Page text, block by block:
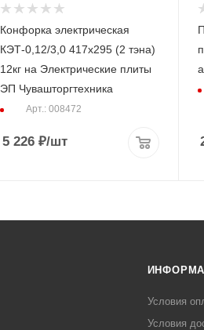
Конфорка электрическая
КЭТ-0,12/3,0 417х295 (2 тэна)
12кг на Электрические плиты
ЭП Чувашторгтехника
Арт.: 008472
5 226 ₽/шт
Условия
Условия